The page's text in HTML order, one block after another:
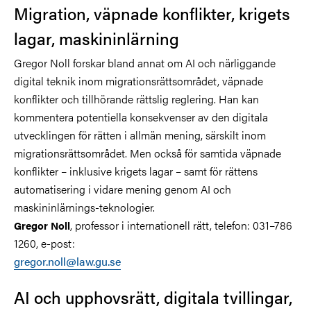
Migration, väpnade konflikter, krigets
lagar, maskininlärning
Gregor Noll forskar bland annat om AI och närliggande
digital teknik inom migrationsrättsområdet, väpnade
konflikter och tillhörande rättslig reglering. Han kan
kommentera potentiella konsekvenser av den digitala
utvecklingen för rätten i allmän mening, särskilt inom
migrationsrättsområdet. Men också för samtida väpnade
konflikter – inklusive krigets lagar – samt för rättens
automatisering i vidare mening genom AI och
maskininlärnings-teknologier.
Gregor Noll, professor i internationell rätt, telefon: 031–786
1260, e-post:
gregor.noll@law.gu.se
AI och upphovsrätt, digitala tvillingar,